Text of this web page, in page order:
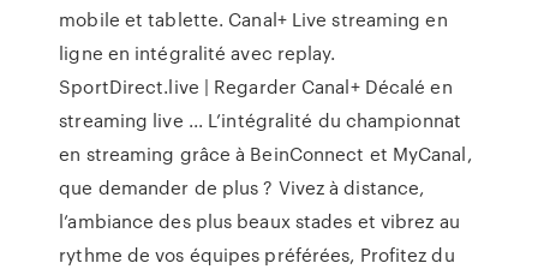
mobile et tablette. Canal+ Live streaming en
ligne en intégralité avec replay.
SportDirect.live | Regarder Canal+ Décalé en
streaming live ... L’intégralité du championnat
en streaming grâce à BeinConnect et MyCanal,
que demander de plus ? Vivez à distance,
l’ambiance des plus beaux stades et vibrez au
rythme de vos équipes préférées, Profitez du